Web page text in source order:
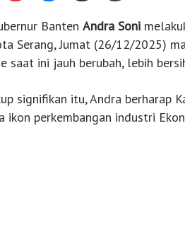
Banten Andra Soni
Serang, Jumat (26/12/2025)
saat ini jauh berubah, lebih
signifikan itu, Andra berharap
ikon perkembangan industri